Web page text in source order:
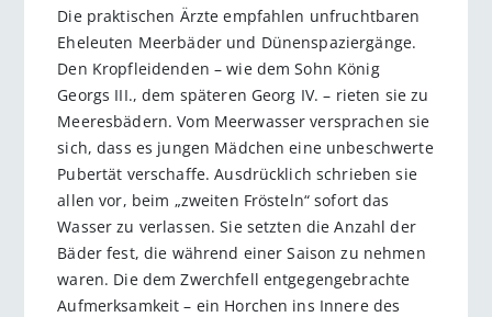
Die praktischen Ärzte empfahlen unfruchtbaren
Eheleuten Meerbäder und Dünenspaziergänge.
Den Kropfleidenden – wie dem Sohn König
Georgs III., dem späteren Georg IV. – rieten sie zu
Meeresbädern. Vom Meerwasser versprachen sie
sich, dass es jungen Mädchen eine unbeschwerte
Pubertät verschaffe. Ausdrücklich schrieben sie
allen vor, beim „zweiten Frösteln“ sofort das
Wasser zu verlassen. Sie setzten die Anzahl der
Bäder fest, die während einer Saison zu nehmen
waren. Die dem Zwerchfell entgegengebrachte
Aufmerksamkeit – ein Horchen ins Innere des